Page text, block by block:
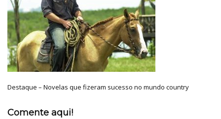
Destaque – Novelas que fizeram sucesso no mundo country
Comente aqui!